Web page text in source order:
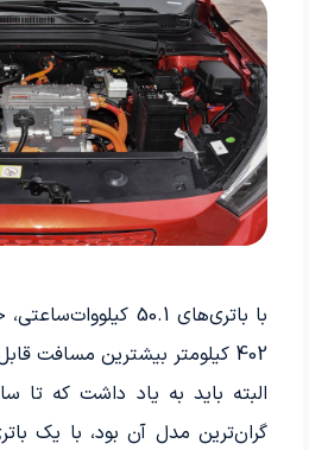
402 کیلومتر بیشترین مسافت قابل پیمایش را طی کند.